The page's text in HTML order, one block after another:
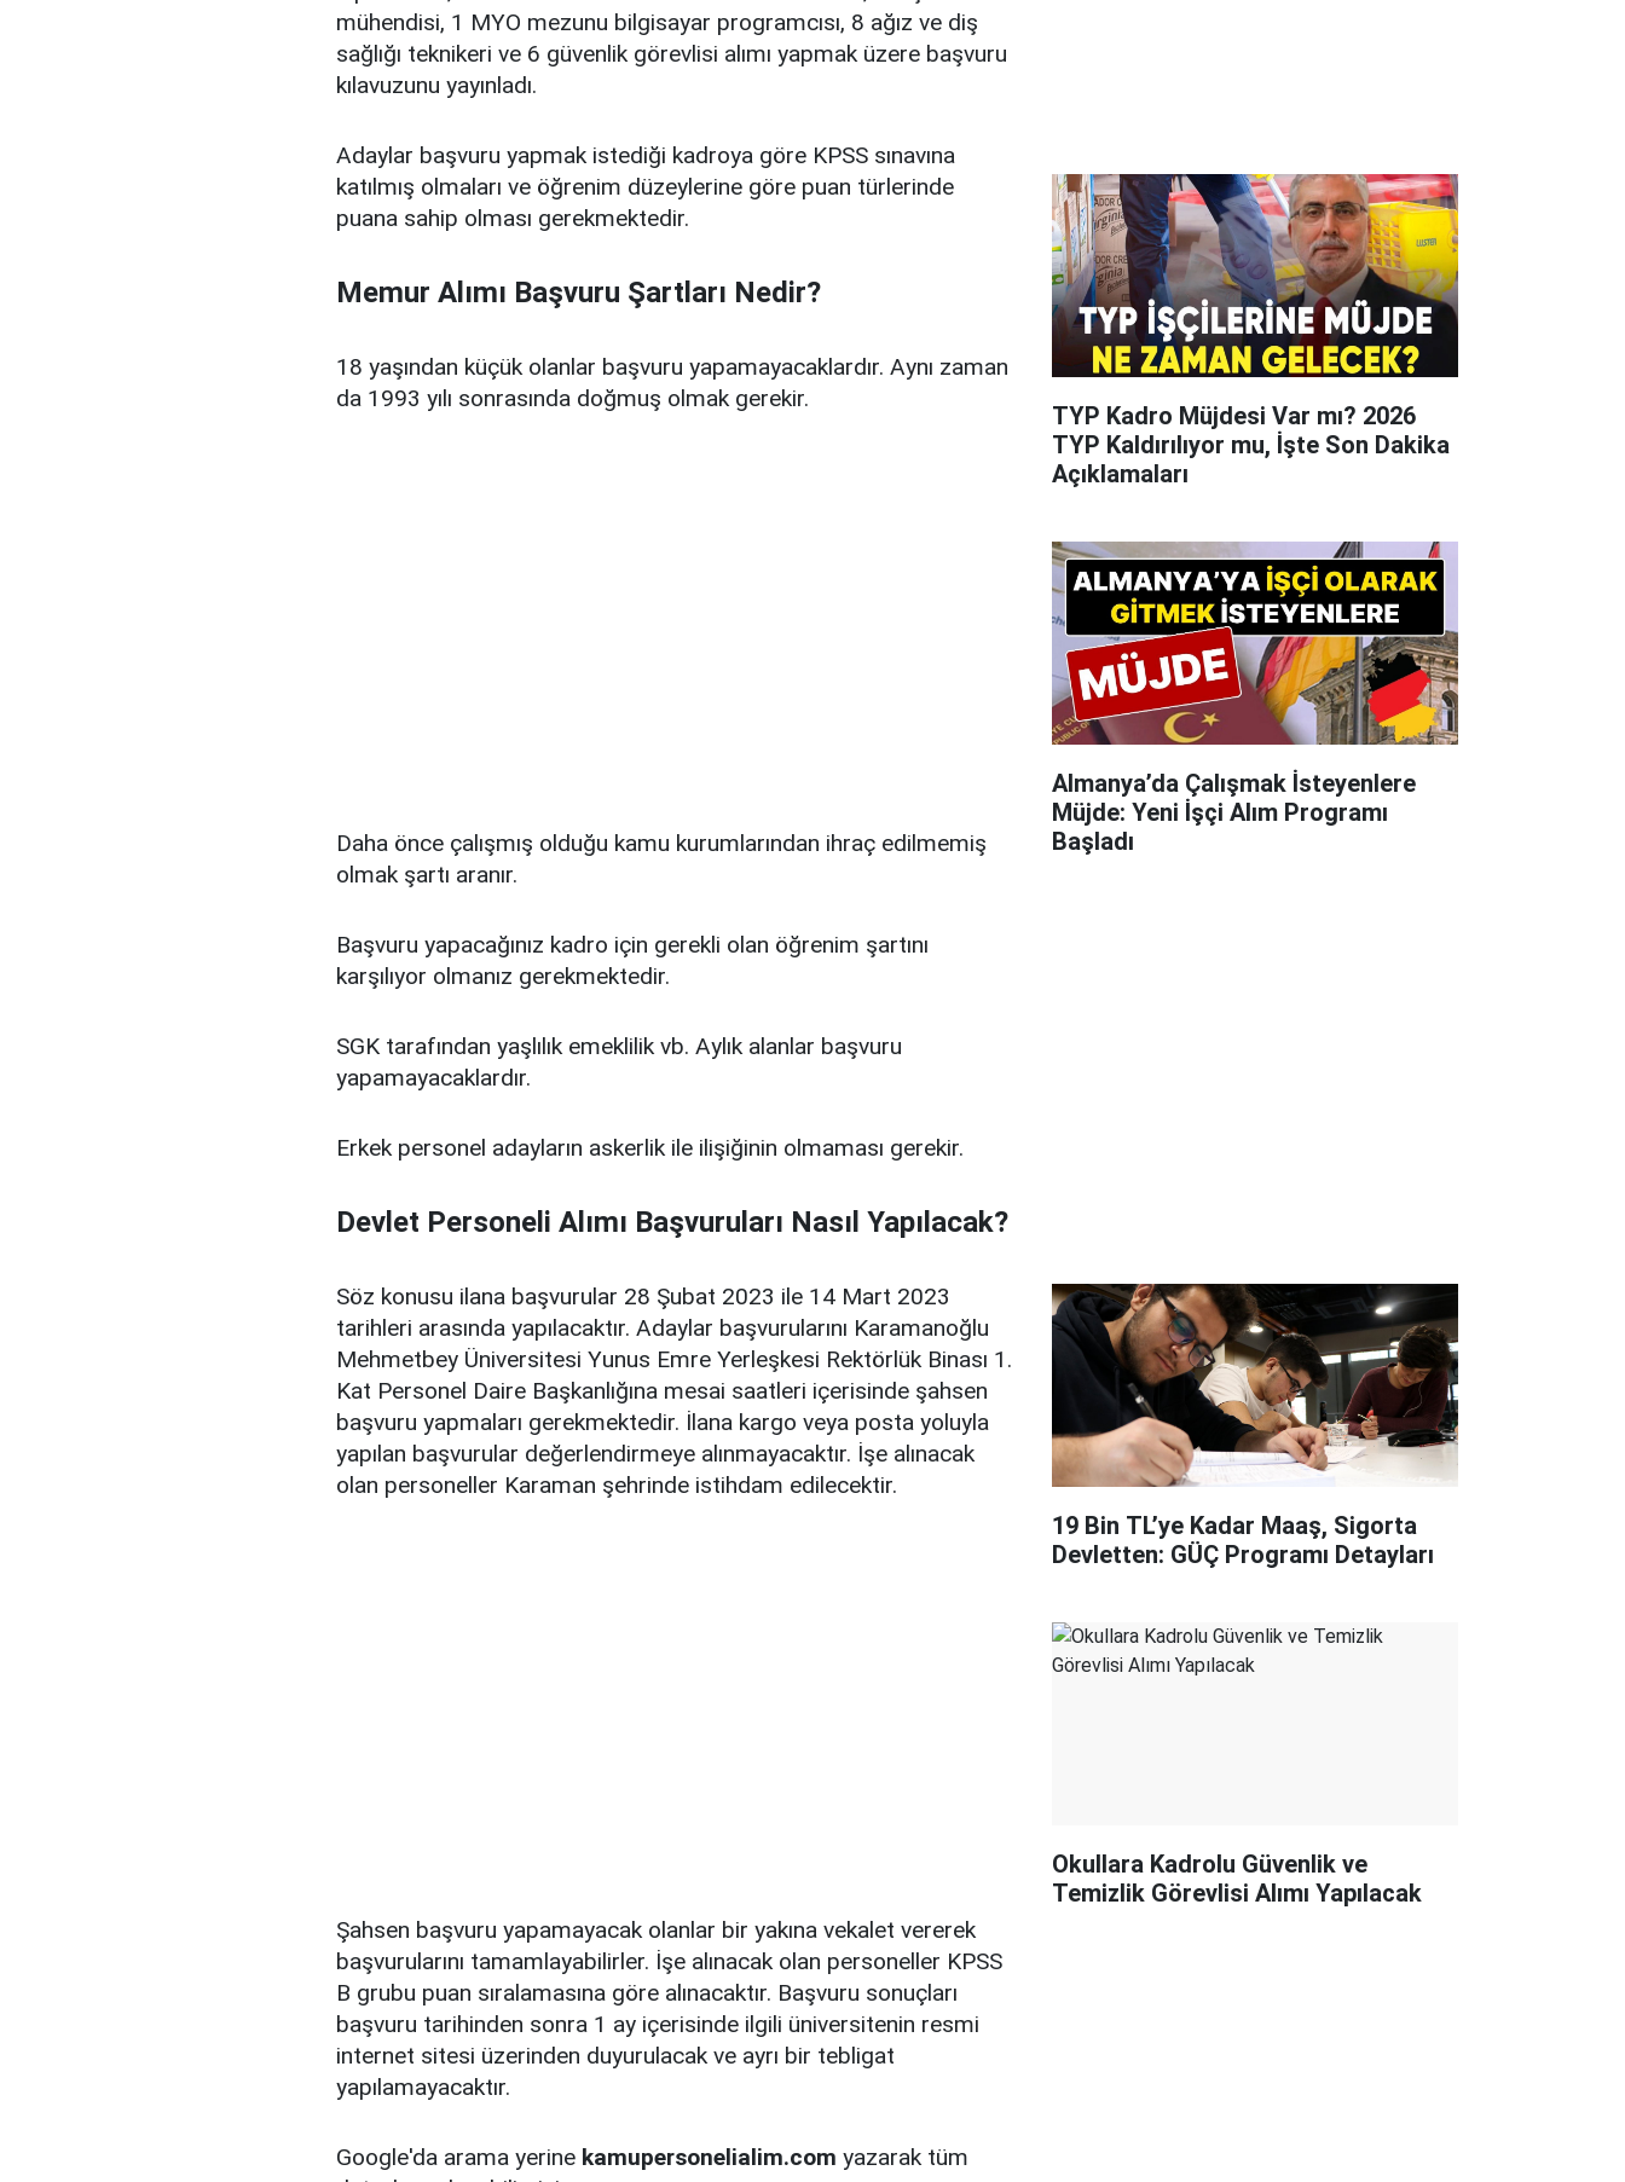
mühendisi, 1 MYO mezunu bilgisayar programcısı, 8 ağız ve diş
sağlığı teknikeri ve 6 güvenlik görevlisi alımı yapmak üzere başvuru
kılavuzunu yayınladı.
Adaylar başvuru yapmak istediği kadroya göre KPSS sınavına
katılmış olmaları ve öğrenim düzeylerine göre puan türlerinde
puana sahip olması gerekmektedir.
Memur Alımı Başvuru Şartları Nedir?
18 yaşından küçük olanlar başvuru yapamayacaklardır. Aynı zaman
da 1993 yılı sonrasında doğmuş olmak gerekir.
Daha önce çalışmış olduğu kamu kurumlarından ihraç edilmemiş
olmak şartı aranır.
Başvuru yapacağınız kadro için gerekli olan öğrenim şartını
karşılıyor olmanız gerekmektedir.
SGK tarafından yaşlılık emeklilik vb. Aylık alanlar başvuru
yapamayacaklardır.
Erkek personel adayların askerlik ile ilişiğinin olmaması gerekir.
Devlet Personeli Alımı Başvuruları Nasıl Yapılacak?
Söz konusu ilana başvurular 28 Şubat 2023 ile 14 Mart 2023
tarihleri arasında yapılacaktır. Adaylar başvurularını Karamanoğlu
Mehmetbey Üniversitesi Yunus Emre Yerleşkesi Rektörlük Binası 1.
Kat Personel Daire Başkanlığına mesai saatleri içerisinde şahsen
başvuru yapmaları gerekmektedir. İlana kargo veya posta yoluyla
yapılan başvurular değerlendirmeye alınmayacaktır. İşe alınacak
olan personeller Karaman şehrinde istihdam edilecektir.
Şahsen başvuru yapamayacak olanlar bir yakına vekalet vererek
başvurularını tamamlayabilirler. İşe alınacak olan personeller KPSS
B grubu puan sıralamasına göre alınacaktır. Başvuru sonuçları
başvuru tarihinden sonra 1 ay içerisinde ilgili üniversitenin resmi
internet sitesi üzerinden duyurulacak ve ayrı bir tebligat
yapılamayacaktır.
Google'da arama yerine kamupersonelialim.com yazarak tüm
TYP Kadro Müjdesi Var mı? 2026
TYP Kaldırılıyor mu, İşte Son Dakika
Açıklamaları
Almanya’da Çalışmak İsteyenlere
Müjde: Yeni İşçi Alım Programı
Başladı
19 Bin TL’ye Kadar Maaş, Sigorta
Devletten: GÜÇ Programı Detayları
Okullara Kadrolu Güvenlik ve
Temizlik Görevlisi Alımı Yapılacak